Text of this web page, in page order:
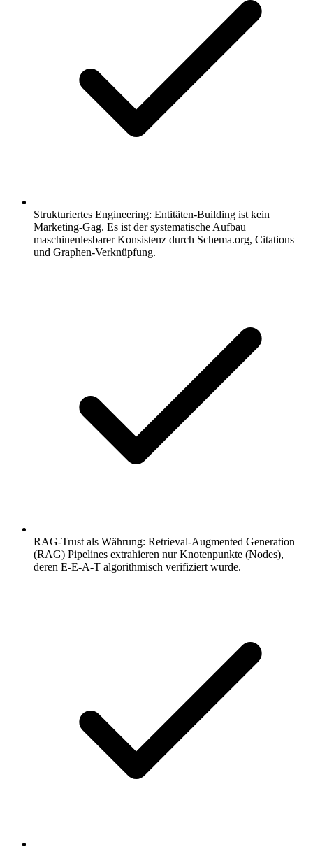
Strukturiertes Engineering: Entitäten-Building ist kein
Marketing-Gag. Es ist der systematische Aufbau
maschinenlesbarer Konsistenz durch Schema.org, Citations
und Graphen-Verknüpfung.
RAG-Trust als Währung: Retrieval-Augmented Generation
(RAG) Pipelines extrahieren nur Knotenpunkte (Nodes),
deren E-E-A-T algorithmisch verifiziert wurde.